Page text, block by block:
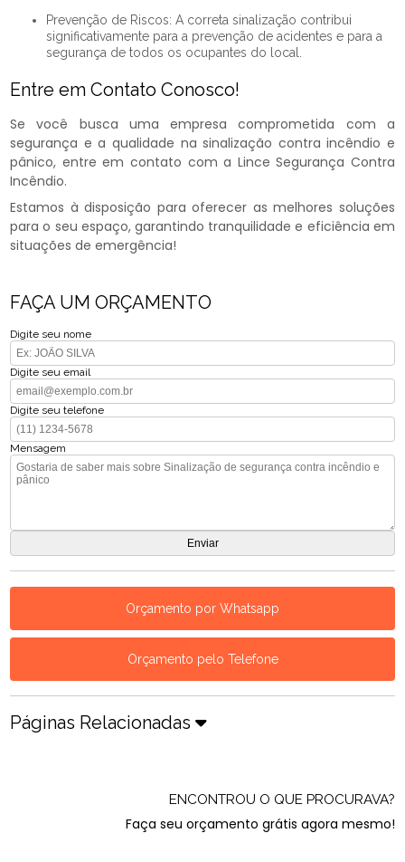
Prevenção de Riscos: A correta sinalização contribui
significativamente para a prevenção de acidentes e para a
segurança de todos os ocupantes do local.
Entre em Contato Conosco!
Se você busca uma empresa comprometida com a
segurança e a qualidade na sinalização contra incêndio e
pânico, entre em contato com a Lince Segurança Contra
Incêndio.
Estamos à disposição para oferecer as melhores soluções
para o seu espaço, garantindo tranquilidade e eficiência em
situações de emergência!
FAÇA UM ORÇAMENTO
Digite seu nome
Digite seu email
Digite seu telefone
Mensagem
Orçamento por Whatsapp
Orçamento pelo Telefone
Páginas Relacionadas
ENCONTROU O QUE PROCURAVA?
Faça seu orçamento grátis agora mesmo!